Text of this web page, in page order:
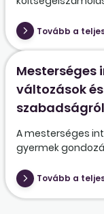
Tovább a
Mesterséges
változások
A mesterséges
gyermek
Tovább a